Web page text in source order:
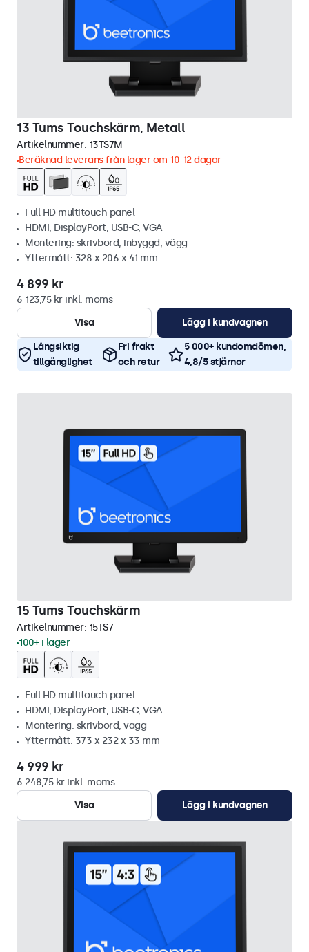
13 Tums Touchskärm, Metall
Artikelnummer: 13TS7M
Beräknad leverans från lager om 10-12 dagar
Full HD multitouch panel
HDMI, DisplayPort, USB-C, VGA
Montering: skrivbord, inbyggd, vägg
Yttermått: 328 x 206 x 41 mm
4 899 kr
6 123,75 kr inkl. moms
Visa
Lägg i kundvagnen
Långsiktig
tillgänglighet
Fri frakt
och retur
5 000+ kundomdömen,
4,8/5 stjärnor
15 Tums Touchskärm
Artikelnummer: 15TS7
100+ i lager
Full HD multitouch panel
HDMI, DisplayPort, USB-C, VGA
Montering: skrivbord, vägg
Yttermått: 373 x 232 x 33 mm
4 999 kr
6 248,75 kr inkl. moms
Visa
Lägg i kundvagnen